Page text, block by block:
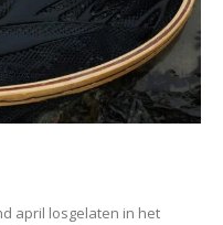
april losgelaten in het